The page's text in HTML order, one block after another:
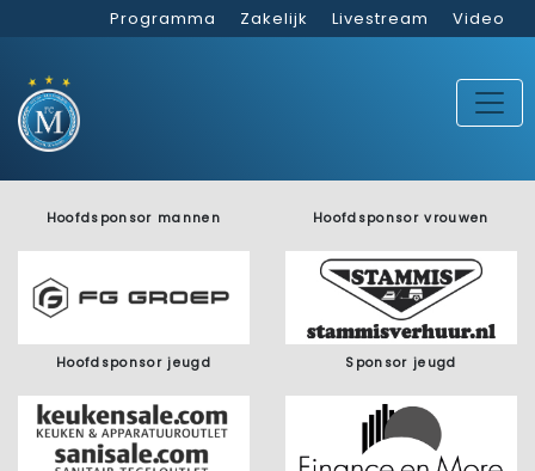
Programma Zakelijk Livestream Video
Hoofdsponsor mannen Hoofdsponsor vrouwen
Hoofdsponsor jeugd Sponsor jeugd